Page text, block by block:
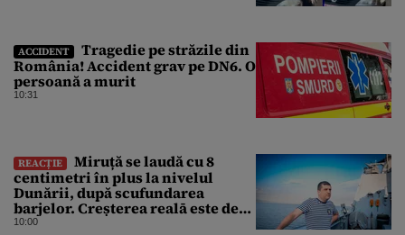
ACCIDENT
Tragedie pe străzile din
România! Accident grav pe DN6. O
persoană a murit
10:31
REACȚIE
Miruță se laudă cu 8
centimetri în plus la nivelul
Dunării, după scufundarea
barjelor. Creșterea realā este de
doar 4 centimetri
10:00